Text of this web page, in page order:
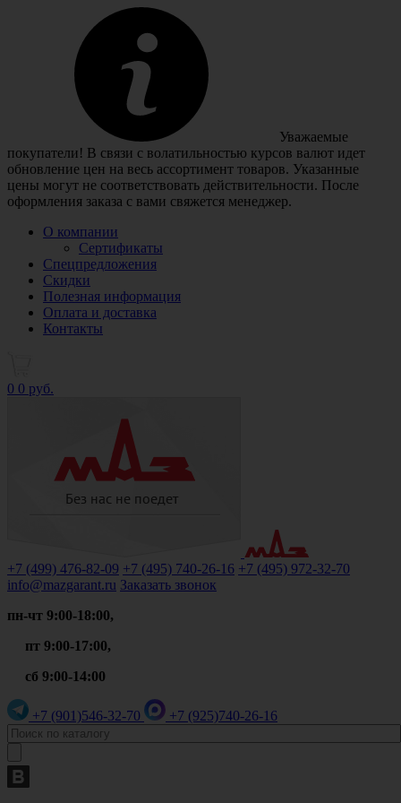
Уважаемые
покупатели! В связи с волатильностью курсов валют идет
обновление цен на весь ассортимент товаров. Указанные
цены могут не соответствовать действительности. После
оформления заказа с вами свяжется менеджер.
О компании
Сертификаты
Спецпредложения
Скидки
Полезная информация
Оплата и доставка
Контакты
0 0 руб.
+7 (499) 476-82-09 +7 (495) 740-26-16 +7 (495) 972-32-70
info@mazgarant.ru Заказать звонок
пн-чт 9:00-18:00,
пт 9:00-17:00,
сб 9:00-14:00
+7 (901)546-32-70 +7 (925)740-26-16